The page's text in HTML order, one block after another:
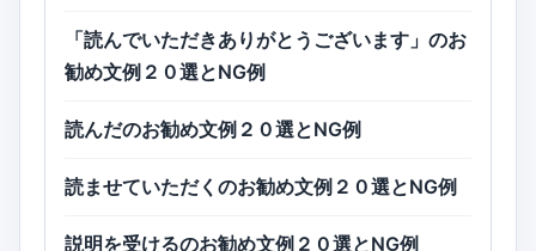
「読んでいただきありがとうございます」のお
勧め文例２０選とNG例
読んだのお勧め文例２０選とNG例
読ませていただくのお勧め文例２０選とNG例
説明を受けるのお勧め文例２０選とNG例